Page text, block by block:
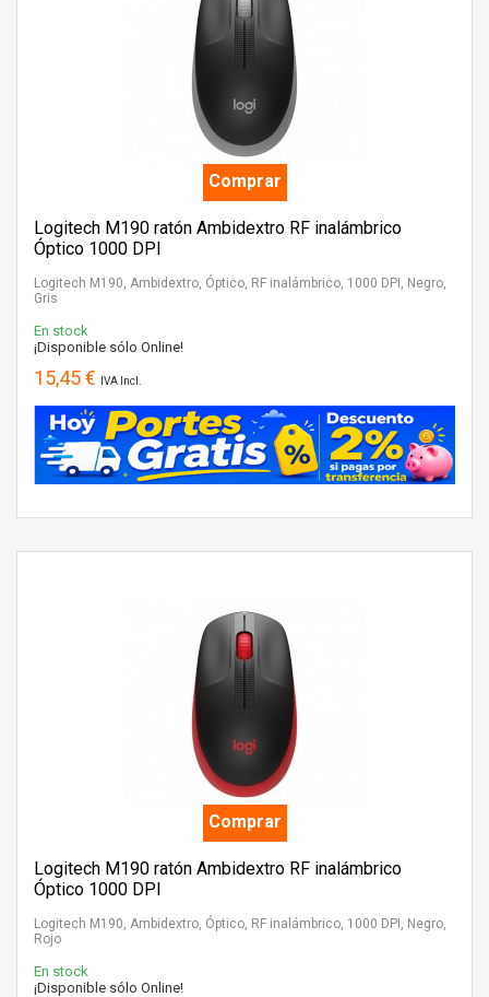
Comprar
Logitech M190 ratón Ambidextro RF inalámbrico
Óptico 1000 DPI
Logitech M190, Ambidextro, Óptico, RF inalámbrico, 1000 DPI, Negro,
Gris
En stock
¡Disponible sólo Online!
15,45 € IVA Incl.
Comprar
Logitech M190 ratón Ambidextro RF inalámbrico
Óptico 1000 DPI
Logitech M190, Ambidextro, Óptico, RF inalámbrico, 1000 DPI, Negro,
Rojo
En stock
¡Disponible sólo Online!